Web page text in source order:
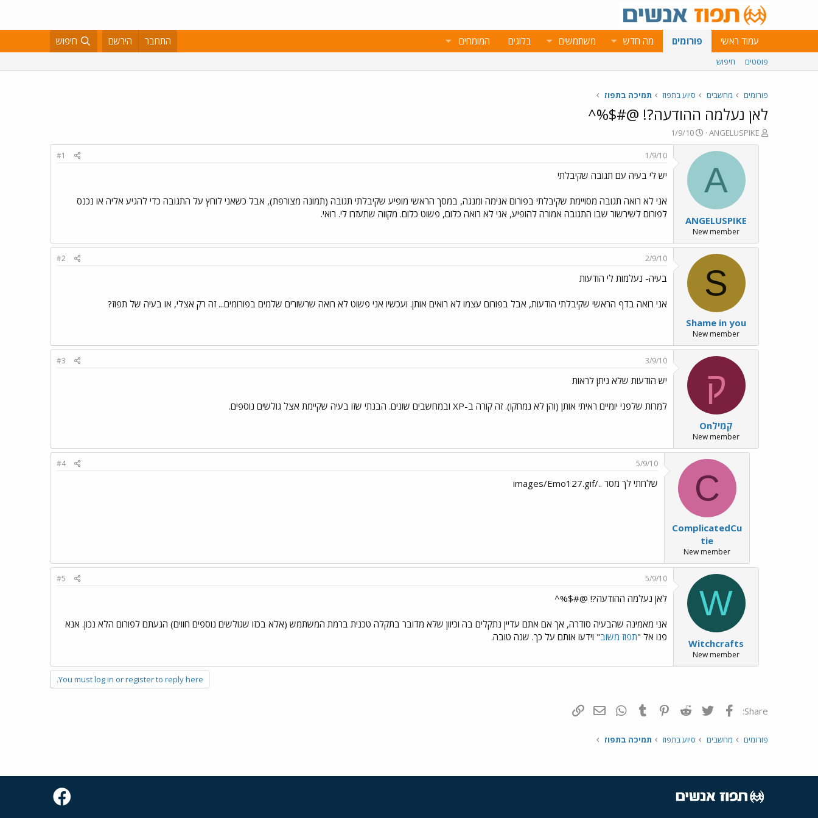
עמוד ראשי פורומים מה חדש משתמשים בלוגים המומחים התחבר הירשם חיפוש
פוסטים חיפוש
פורומים מחשבים סיוע בתפוז תמיכה בתפוז
לאן נעלמה ההודעה?! @#$%^
פ
ו
ANGELUSPIKE
פ
ו
ס
ת
ר
י
ך
1/9/10
A
ANGELUSPIKE
New member
1/9/10
#1
יש לי בעיה עם תגובה שקיבלתי
אני לא רואה תגובה מסויימת שקיבלתי בפורום אנימה ומנגה, במסך הראשי מופיע שקיבלתי תגובה (תמונה מצורפת), אבל כשאני לוחץ על התגובה כדי להגיע אליה או נכנס
לפורום לשירשור שבו התגובה אמורה להופיע, אני לא רואה כלום, פשוט כלום. מקווה שתעזרו לי. רואי.
S
Shame in you
New member
2/9/10
#2
בעיה- נעלמות לי הודעות
אני רואה בדף הראשי שקיבלתי הודעות, אבל בפורום עצמו לא רואים אותן. ועכשיו אני פשוט לא רואה שרשורים שלמים בפורומים... זה רק אצלי, או בעיה של תפוז?
ק
קַמִילִOn
New member
3/9/10
#3
יש הודעות שלא ניתן לראות
למרות שלפני יומיים ראיתי אותן (והן לא נמחקו). זה קורה ב-XP ובמחשבים שונים. הבנתי שזו בעיה שקיימת אצל גולשים נוספים.
C
ComplicatedCu
tie
New member
5/9/10
#4
שלחתי לך מסר ../images/Emo127.gif
W
Witchcrafts
New member
5/9/10
#5
לאן נעלמה ההודעה?! @#$%^
אני מאמינה שהבעיה סודרה, אך אם אתם עדיין נתקלים בה וכיוון שלא מדובר בתקלה טכנית ברמת המשתמש (אלא בכזו שגולשים נוספים חווים) הגעתם לפורום הלא נכון. אנא
פנו אל "תפוז משוב" וידעו אותם על כך. שנה טובה.
You must log in or register to reply here.
Share: פייסבוק Twitter
Reddit
Pinterest
Tumblr
WhatsAppדואר אלקטרוני
פורומים מחשבים סיוע בתפוז תמיכה בתפוז